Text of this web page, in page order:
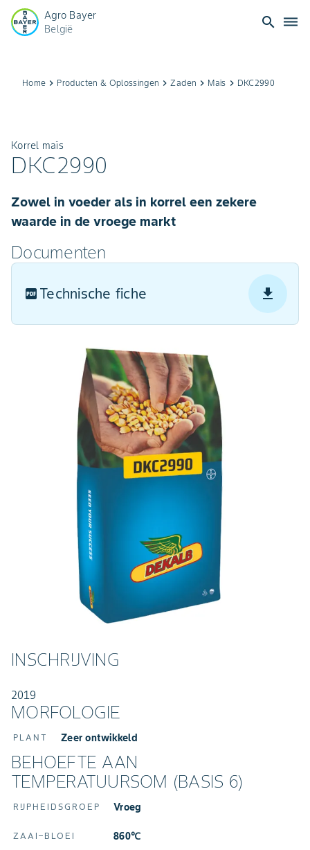
Agro Bayer
België
search dehaze
Home keyboard_arrow_right Producten & Oplossingen​ keyboard_arrow_rightZaden keyboard_arrow_right Maïs keyboard_arrow_right DKC2990
Korrel maïs
DKC2990
Zowel in voeder als in korrel een zekere
waarde in de vroege markt
Documenten
Technische fiche
INSCHRIJVING
2019
MORFOLOGIE
PLANT Zeer ontwikkeld
BEHOEFTE AAN
TEMPERATUURSOM (BASIS 6)
RIJPHEIDSGROEP Vroeg
ZAAI–BLOEI 860℃